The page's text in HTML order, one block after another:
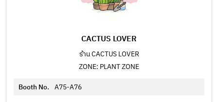
CACTUS LOVER
ร้าน CACTUS LOVER
ZONE: PLANT ZONE
Booth No. A75-A76